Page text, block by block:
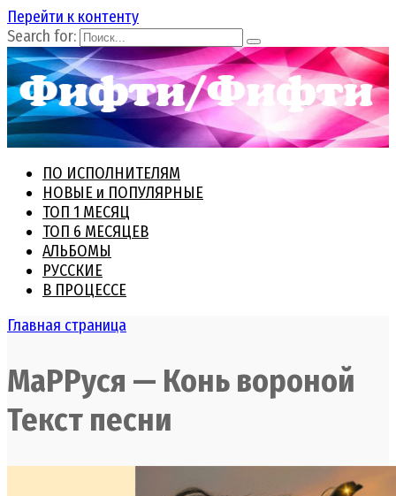
Перейти к контенту
Search for:
ПО ИСПОЛНИТЕЛЯМ
НОВЫЕ и ПОПУЛЯРНЫЕ
ТОП 1 МЕСЯЦ
ТОП 6 МЕСЯЦЕВ
АЛЬБОМЫ
РУССКИЕ
В ПРОЦЕССЕ
Главная страница
МаРРуся — Конь вороной
Текст песни